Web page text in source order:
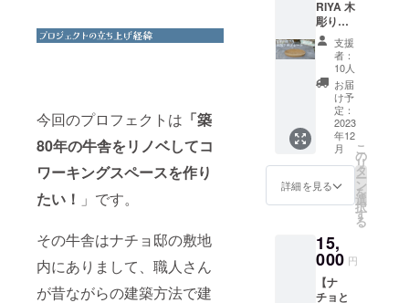
今回のプロフェクトは 「築
80年の牛舎をリノベしてコ
ワーキングスペースを作り
たい！ 」です。
その牛舎はナチョ邸の敷地
内にありまして、職人さん
が昔ながらの建築方法で建
でご提
供させ
ていた
だきま
す！！
名称：
けずり
いちご
(氷菓)
内容
カップ
産地：
市 保存
方法：
要冷凍
(-18℃
:55 58
61 64
肩幅 :51
57 袖丈
:24 25
26 27
ご賞味
くださ
い！ 内
容：野
菜餃子
(冷
凍)10個
入り×3
パック
生産
地：宮
崎県え
びの市
品パッ
ケージ
に記載)
保存方
く、甘
くてコ
クがあ
る！！
卵かけ
ご飯に
使えば
甘くて
濃厚な
味わい
が楽し
めま
す。 名
×3パッ
ク) 産
崎県え
RIYA 木
彫りの
お皿】
お隣、
鹿児島
県の湧
水町で
いろい
ろな活
動をさ
れてい
るイノ
さん。
中でも
込めて
作られ
た手彫
りのお
皿は、
支援
者：
10人
お届
け予
定：
2023
年12
月
詳細を見る
こ
の
リ
タ
ー
ン
を
選
択
す
る
15,
000 円
【ナ
チョと